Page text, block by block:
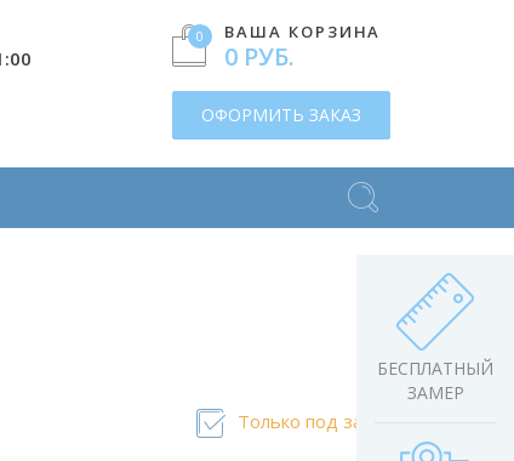
0 ВАША КОРЗИНА
0 РУБ.
ОФОРМИТЬ ЗАКАЗ
БЕСПЛАТНЫЙ
ЗАМЕР
Только под заказ